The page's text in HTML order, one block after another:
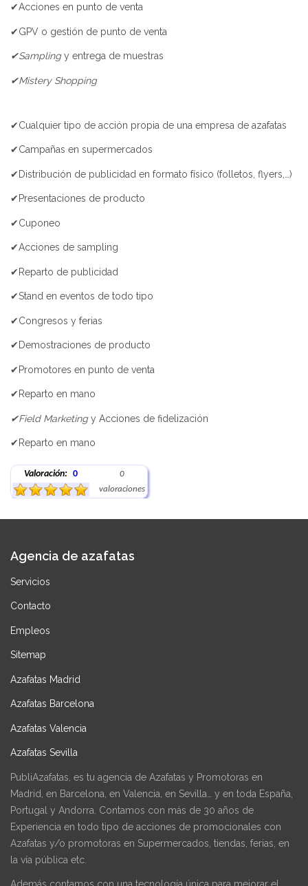
✔Acciones en punto de venta
✔GPV o gestión de punto de venta
✔Samplingy entrega de muestras
✔Mistery Shopping
✔Cualquier tipo de acción propia de una empresa de azafatas
✔Campañas en supermercados
✔Distribución de publicidad en formato físico (folletos, flyers,…)
✔Presentaciones de producto
✔Cuponeo
✔Acciones de sampling
✔Reparto de publicidad
✔Stand en eventos de todo tipo
✔Congresos y ferias
✔Demostraciones de producto
✔Promotores en punto de venta
✔Reparto en mano
✔Field Marketingy Acciones de fidelización
✔Reparto en mano
Valoración: 0
0
valoraciones
Agencia de azafatas
Servicios
Contacto
Empleos
Sitemap
Azafatas Madrid
Azafatas Barcelona
Azafatas Valencia
Azafatas Sevilla
PubliAzafatas, es tu agencia de Azafatas y Promotoras en
Madrid, en Barcelona, en Valencia, en Sevilla… y en toda España,
Portugal y Andorra. Contamos con más de 30 años de
Experiencia en todo tipo de acciones de promocionales con
Azafatas y/o promotoras en Supermercados, tiendas, ferias, en
la vía pública etc.